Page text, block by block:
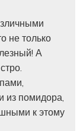
не только
А
из помидора,
к этому